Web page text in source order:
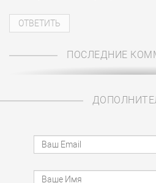
ПОСЛЕДНИЕ